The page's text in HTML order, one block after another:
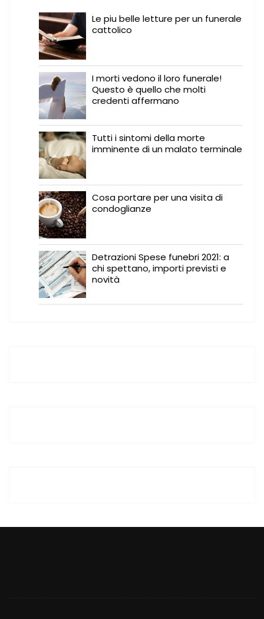
Le piu belle letture per un funerale
cattolico
I morti vedono il loro funerale!
Questo è quello che molti
credenti affermano
Tutti i sintomi della morte
imminente di un malato terminale
Cosa portare per una visita di
condoglianze
Detrazioni Spese funebri 2021: a
chi spettano, importi previsti e
novità